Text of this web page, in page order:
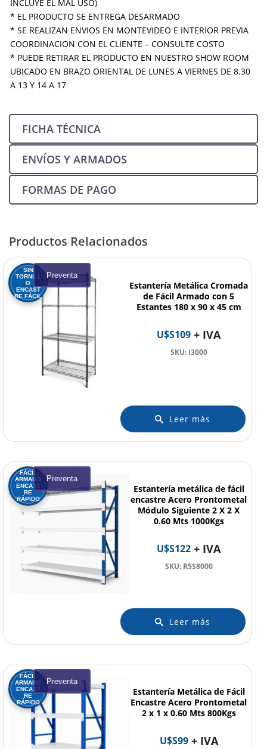
INCLUYE EL MAL USO)
* EL PRODUCTO SE ENTREGA DESARMADO
* SE REALIZAN ENVIOS EN MONTEVIDEO E INTERIOR PREVIA
COORDINACION CON EL CLIENTE – CONSULTE COSTO
* PUEDE RETIRAR EL PRODUCTO EN NUESTRO SHOW ROOM
UBICADO EN BRAZO ORIENTAL DE LUNES A VIERNES DE 8.30
A 13 Y 14 A 17
FICHA TÉCNICA
ENVÍOS Y ARMADOS
FORMAS DE PAGO
Productos Relacionados
SIN
TORNILL
O
ENCAST
RE FÁCIL
Estantería Metálica Cromada
de Fácil Armado con 5
Estantes 180 x 90 x 45 cm
Preventa
U$S109 + IVA
SKU: I3000
Leer más
FÁCIL
ARMADO
ENCAST
RE
RÁPIDO
Estantería metálica de fácil
encastre Acero Prontometal
Módulo Siguiente 2 X 2 X
0.60 Mts 1000Kgs
Preventa
U$S122 + IVA
SKU: R5S8000
Leer más
FÁCIL
ARMADO
ENCAST
RE
RÁPIDO
Estantería Metálica de Fácil
Encastre Acero Prontometal
2 x 1 x 0.60 Mts 800Kgs
Preventa
U$S99+ IVA